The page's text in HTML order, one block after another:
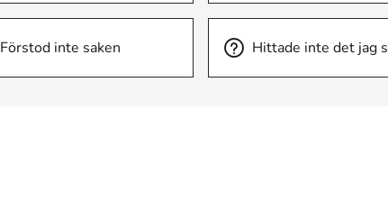
Förstod inte saken Hittade inte det jag